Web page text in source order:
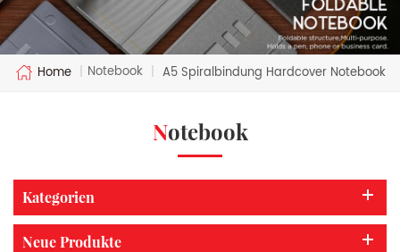
Home | Notebook | A5 Spiralbindung Hardcover Notebook
Notebook
Kategorien
Neue Produkte